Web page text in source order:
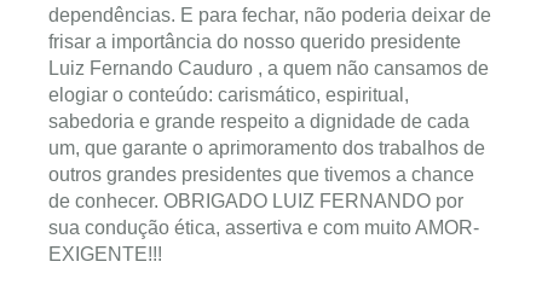
dependências. E para fechar, não poderia deixar de
frisar a importância do nosso querido presidente
Luiz Fernando Cauduro , a quem não cansamos de
elogiar o conteúdo: carismático, espiritual,
sabedoria e grande respeito a dignidade de cada
um, que garante o aprimoramento dos trabalhos de
outros grandes presidentes que tivemos a chance
de conhecer. OBRIGADO LUIZ FERNANDO por
sua condução ética, assertiva e com muito AMOR-
EXIGENTE!!!